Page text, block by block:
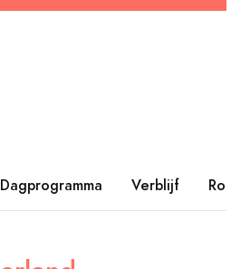
Dagprogramma Verblijf